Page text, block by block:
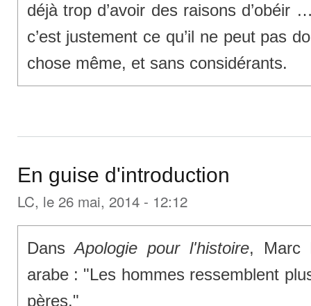
déjà trop d’avoir des raisons d’obéir
c’est justement ce qu’il ne peut pas
chose même, et sans considérants.
En guise d'introduction
LC, le 26 mai, 2014 - 12:12
DansApologie pour l'histoire, Marc
arabe : "Les hommes ressemblent
pères."